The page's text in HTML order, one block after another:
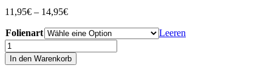
11,95€ – 14,95€Preisspanne:
bis
14,95€
Folienart
Leeren
Kawasaki
ZX-
6R
In den Warenkorb